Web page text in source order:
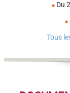
Du
Tous